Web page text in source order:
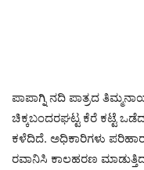
ಪಾಪಾಗ್ನಿ ನದಿ ಪಾತ್ರದ
ಚಿಕ್ಕಬಂದರಘಟ್ಟ ಕೆರೆ ಕಟ್ಟೆ
ಕಳೆದಿದೆ. ಅಧಿಕಾರಿಗಳು
ರವಾನಿಸಿ ಕಾಲಹರಣ